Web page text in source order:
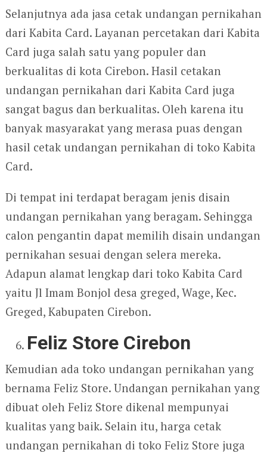
Selanjutnya ada jasa cetak undangan pernikahan
dari Kabita Card. Layanan percetakan dari Kabita
Card juga salah satu yang populer dan
berkualitas di kota Cirebon. Hasil cetakan
undangan pernikahan dari Kabita Card juga
sangat bagus dan berkualitas. Oleh karena itu
banyak masyarakat yang merasa puas dengan
hasil cetak undangan pernikahan di toko Kabita
Card.
Di tempat ini terdapat beragam jenis disain
undangan pernikahan yang beragam. Sehingga
calon pengantin dapat memilih disain undangan
pernikahan sesuai dengan selera mereka.
Adapun alamat lengkap dari toko Kabita Card
yaitu Jl Imam Bonjol desa greged, Wage, Kec.
Greged, Kabupaten Cirebon.
Feliz Store Cirebon
Kemudian ada toko undangan pernikahan yang
bernama Feliz Store. Undangan pernikahan yang
dibuat oleh Feliz Store dikenal mempunyai
kualitas yang baik. Selain itu, harga cetak
undangan pernikahan di toko Feliz Store juga